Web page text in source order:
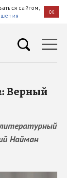
сайтом,
OK
Верный
Найман